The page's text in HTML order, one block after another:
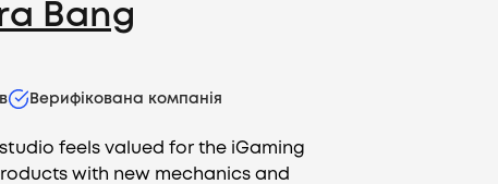
Bang
Верифікована компанія
feels valued for the iGaming
with new mechanics and